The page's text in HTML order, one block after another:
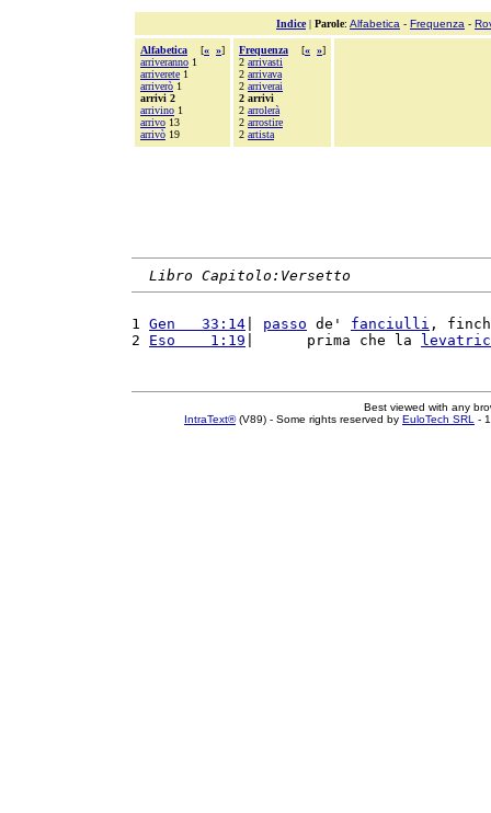
Indice| Parole: Alfabetica - Frequenza -
Alfabetica [« »]
arriveranno 1
arriverete 1
arriverò 1
arrivi 2
arrivino 1
arrivo 13
arrivò 19
Frequenza [« »]
2 arrivasti
2 arrivava
2 arriverai
2 arrivi
2 arrolerà
2 arrostire
2 artista
Libro Capitolo:Versetto
1 Gen   33:14 passo de' fanciulli ,
2 Eso    1:19 |      prima che la
Best viewed with any
IntraText®(V89) - Some rights reserved by EuloTech SRL -